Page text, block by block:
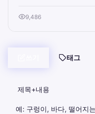
9,486
태그